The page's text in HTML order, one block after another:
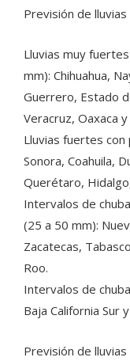
Previsión de
Lluvias muy
mm): Chihuahua,
Guerrero, Estado
Veracruz, Oaxaca y
Lluvias fuertes
Sonora, Coahuila,
Querétaro,
Intervalos de
(25 a 50 mm):
Zacatecas,
Roo.
Intervalos de
Baja California Sur
Previsión de